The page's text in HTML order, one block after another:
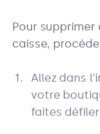
Pour
caisse,
Allez dans
votre
faites